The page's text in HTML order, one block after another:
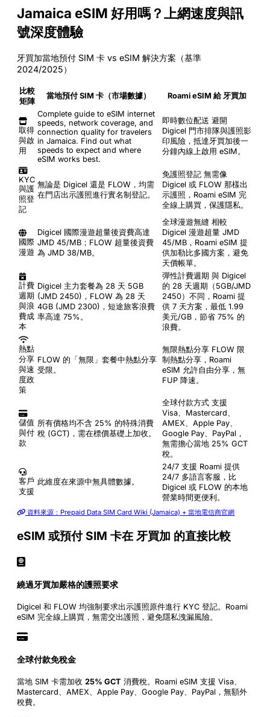
Jamaica eSIM 好用嗎？上網速度與訊
號深度體驗
牙買加當地預付 SIM 卡 vs eSIM 解決方案（基準
2024/2025）
比較
矩陣
當地預付 SIM 卡（市場數據） Roami eSIM 給 牙買加
取得
與啟
用
Complete guide to eSIM internet
speeds, network coverage, and
connection quality for travelers
in Jamaica. Find out what
speeds to expect and where
eSIM works best.
即時數位配送 避開
Digicel 門市排隊與護照影
印風險，抵達牙買加後一
分鐘內線上啟用 eSIM。
KYC
與護
照登
記
無論是 Digicel 還是 FLOW，均需
在門店出示護照進行實名制登記。
免護照登記 無需像
Digicel 或 FLOW 那樣出
示護照，Roami eSIM 完
全線上購買，保護隱私。
國際
漫遊
Digicel 國際漫遊超量後資費高達
JMD 45/MB；FLOW 超量後資費
為 JMD 38/MB。
全球漫遊無縫 相較
Digicel 漫遊超量 JMD
45/MB，Roami eSIM 提
供加勒比多國方案，避免
天價帳單。
計費
週期
與浪
費成
本
Digicel 主力套餐為 28 天 5GB
(JMD 2450)，FLOW 為 28 天
4GB (JMD 2300)，短途旅客浪費
率高達 75%。
彈性計費週期 與 Digicel
的 28 天週期（5GB/JMD
2450）不同，Roami 提
供 7 天方案，最低 1.99
美元/GB，節省 75% 的
浪費。
熱點
分享
與速
度政
策
FLOW 的「無限」套餐中熱點分享
受限。
無限熱點分享 FLOW 限
制熱點分享，Roami
eSIM 允許自由分享，無
FUP 降速。
儲值
與付
款
所有價格均不含 25% 的特殊消費
稅 (GCT)，需在標價基礎上加收。
全球付款方式 支援
Visa、Mastercard、
AMEX、Apple Pay、
Google Pay、PayPal，
無需擔心當地 25% GCT
稅。
客戶
支援
此維度在來源中無具體數據。
24/7 支援 Roami 提供
24/7 多語言客服，比
Digicel 或 FLOW 的本地
營業時間更便利。
資料來源：Prepaid Data SIM Card Wiki (Jamaica) + 當地電信商官網
eSIM 或預付 SIM 卡在 牙買加 的直接比較
繞過牙買加嚴格的護照要求
Digicel 和 FLOW 均強制要求出示護照原件進行 KYC 登記。Roami
eSIM 完全線上購買，無需交出護照，避免隱私洩漏風險。
全球付款免稅金
當地 SIM 卡需加收 25% GCT 消費稅。Roami eSIM 支援 Visa、
Mastercard、AMEX、Apple Pay、Google Pay、PayPal，無額外
稅費。